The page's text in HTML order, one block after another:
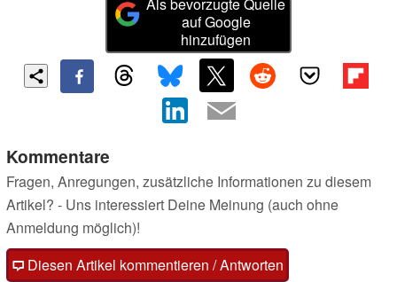
auf Google
hinzufügen
Kommentare
Fragen, Anregungen, zusätzliche Informationen zu diesem
Artikel? - Uns interessiert Deine Meinung (auch ohne
Anmeldung möglich)!
Diesen Artikel kommentieren / Antworten